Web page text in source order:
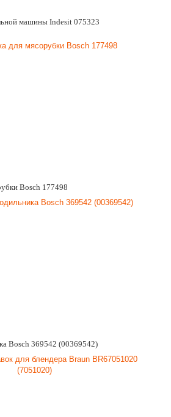
машины Indesit 075323
Bosch 177498
Bosch 369542 (00369542)